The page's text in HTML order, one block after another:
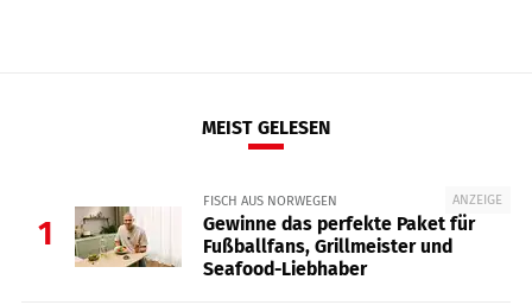
MEIST GELESEN
1
ANZEIGE
FISCH AUS NORWEGEN
Gewinne das perfekte Paket für
Fußballfans, Grillmeister und
Seafood-Liebhaber